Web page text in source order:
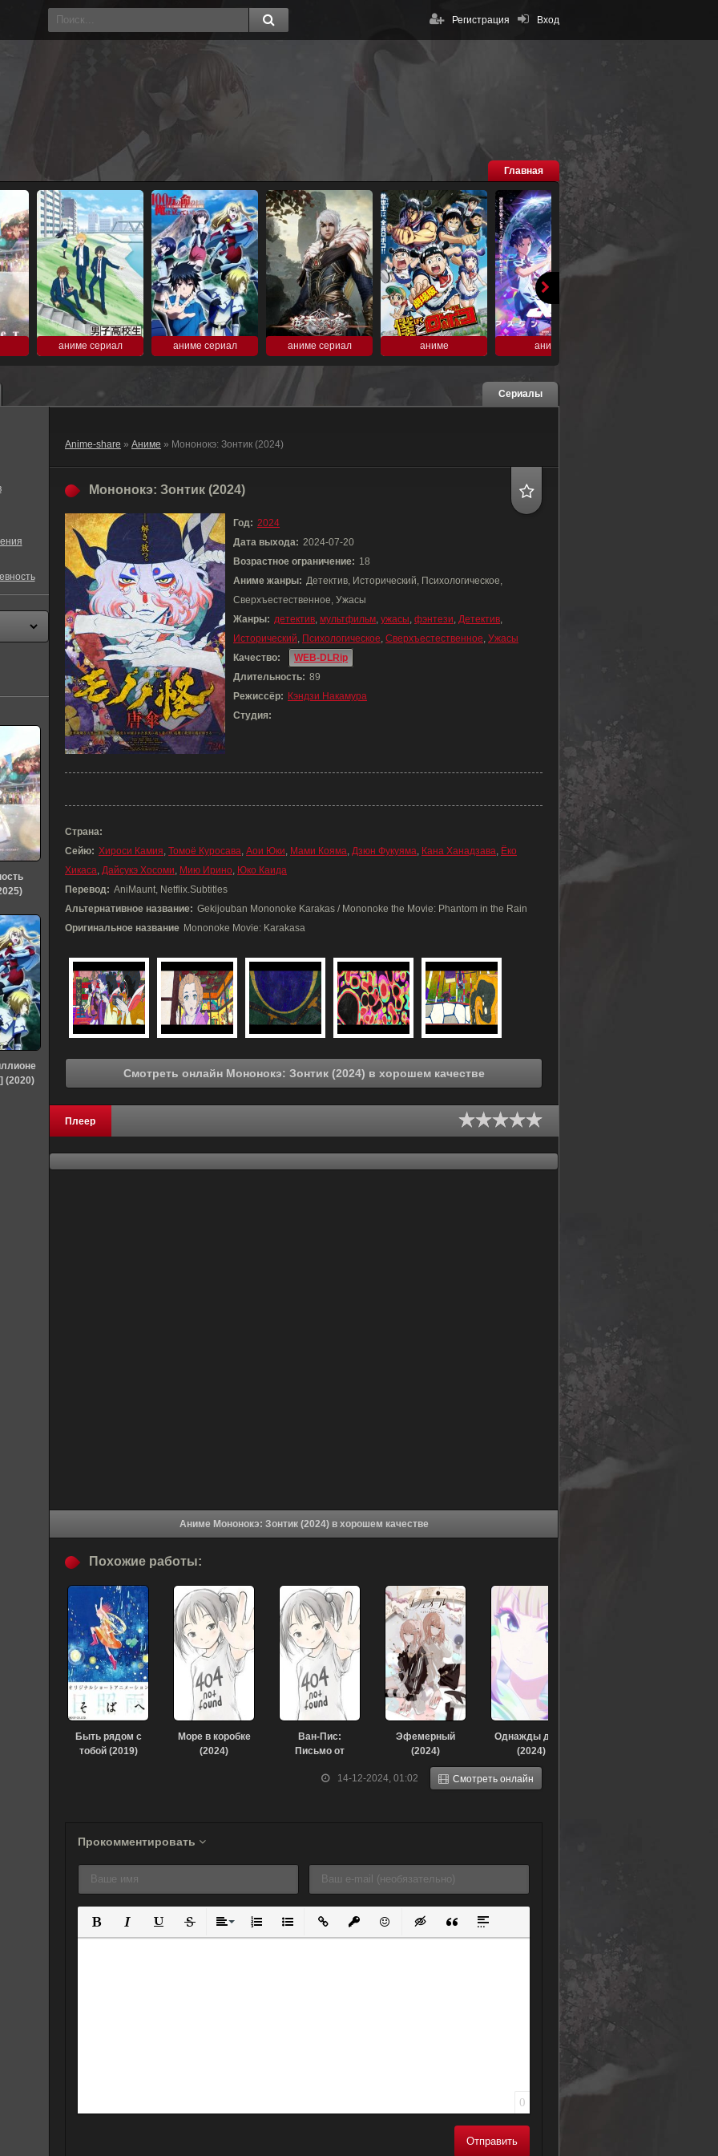
Вход
Регистрация
Главная
аниме сериал аниме сериал аниме сериал аниме аниме
Сериалы
Anime-share » Аниме » Мононокэ: Зонтик (2024)
Мононокэ: Зонтик (2024)
Год: 2024
Дата выхода: 2024-07-20
Возрастное ограничение: 18
Аниме жанры: Детектив, Исторический, Психологическое,
Сверхъестественное, Ужасы
Жанры: детектив, мультфильм, ужасы, фэнтези, Детектив,
Исторический, Психологическое, Сверхъестественное, Ужасы
Качество:
WEB-DLRip
Длительность: 89
Режиссёр: Кэндзи Накамура
Студия:
Страна:
Сейю: Хироси Камия, Томоё Куросава, Аои Юки, Мами Кояма, Дзюн Фукуяма, Кана Ханадзава, Ёко
Хикаса, Дайсукэ Хосоми, Мию Ирино, Юко Каида
Перевод: AniMaunt, Netflix.Subtitles
Альтернативное название: Gekijouban Mononoke Karakas / Mononoke the Movie: Phantom in the Rain
Оригинальное название Mononoke Movie: Karakasa
Смотреть онлайн Мононокэ: Зонтик (2024) в хорошем качестве
Плеер
Аниме Мононокэ: Зонтик (2024) в хорошем качестве
14-12-2024, 01:02 Смотреть онлайн
Похожие работы:
Быть рядом с
тобой (2019)
Море в коробке
(2024)
Ван-Пис:
Письмо от
(2024)
Эфемерный
(2024)
Однажды днём
(2024)
Прокомментировать
Полужирный
КурсивПодчеркнутый
ЗачеркнутыйВыравнивание
Нумерованный список
Маркированный список
Вставить ссылку
Вставить защищенную ссылку
Вставить смайлик
Вставка скрытого текста
Вставка цитаты
Вставка спойлера
0
Отправить
(2020)